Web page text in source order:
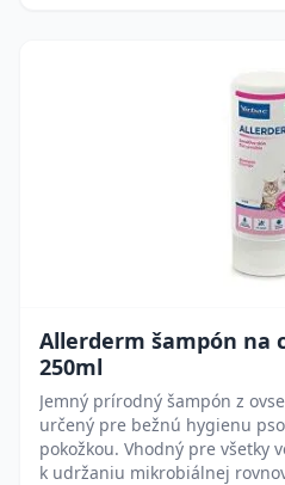
Allerderm šampón na
250ml
Jemný prírodný šampón z
určený pre bežnú hygienu
pokožkou. Vhodný pre všetky
k udržaniu mikrobiálnej